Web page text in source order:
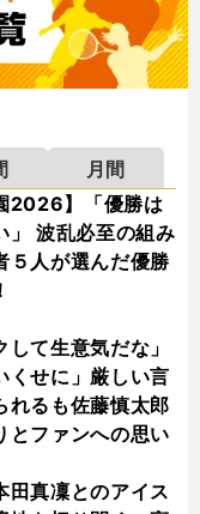
月間
2026】「優勝は
」 波乱必至の組み
５人が選んだ優勝
して生意気だな」
くせに」厳しい言
れるも佐藤慎太郎
とファンへの思い
田真凜とのアイス